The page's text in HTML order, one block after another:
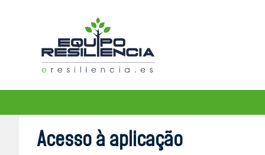
Acesso à aplicação